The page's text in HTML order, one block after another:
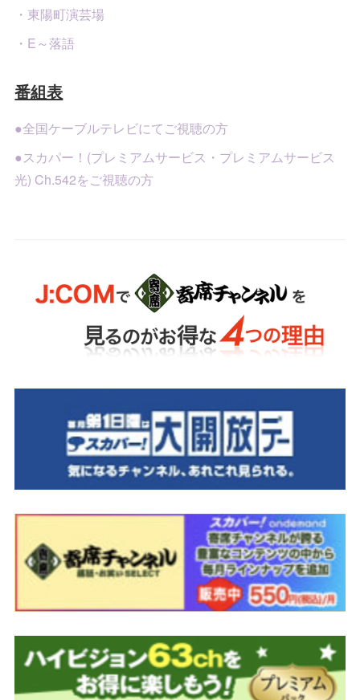
・東陽町演芸場
・E～落語
番組表
●全国ケーブルテレビにてご視聴の方
●スカパー！(プレミアムサービス・プレミアムサービス
光) Ch.542をご視聴の方